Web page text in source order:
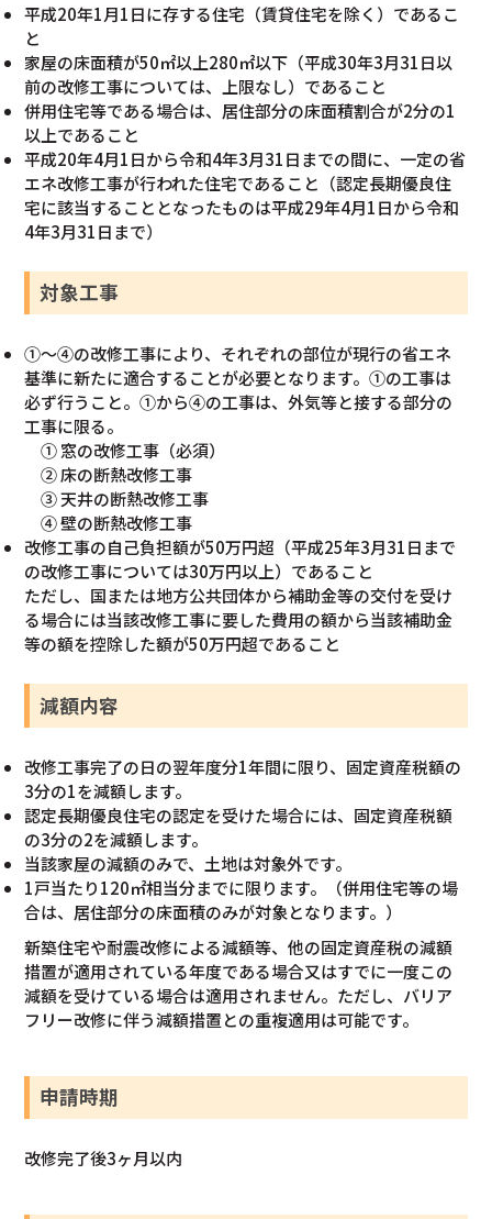
平成20年1月1日に存する住宅（賃貸住宅を除く）であるこ
と
家屋の床面積が50㎡以上280㎡以下（平成30年3月31日以
前の改修工事については、上限なし）であること
併用住宅等である場合は、居住部分の床面積割合が2分の1
以上であること
平成20年4月1日から令和4年3月31日までの間に、一定の省
エネ改修工事が行われた住宅であること（認定長期優良住
宅に該当することとなったものは平成29年4月1日から令和
4年3月31日まで）
対象工事
①～④の改修工事により、それぞれの部位が現行の省エネ
基準に新たに適合することが必要となります。①の工事は
必ず行うこと。①から④の工事は、外気等と接する部分の
工事に限る。
① 窓の改修工事（必須）
② 床の断熱改修工事
③ 天井の断熱改修工事
④ 壁の断熱改修工事
改修工事の自己負担額が50万円超（平成25年3月31日まで
の改修工事については30万円以上）であること
ただし、国または地方公共団体から補助金等の交付を受け
る場合には当該改修工事に要した費用の額から当該補助金
等の額を控除した額が50万円超であること
減額内容
改修工事完了の日の翌年度分1年間に限り、固定資産税額の
3分の1を減額します。
認定長期優良住宅の認定を受けた場合には、固定資産税額
の3分の2を減額します。
当該家屋の減額のみで、土地は対象外です。
1戸当たり120㎡相当分までに限ります。（併用住宅等の場
合は、居住部分の床面積のみが対象となります。）
新築住宅や耐震改修による減額等、他の固定資産税の減額
措置が適用されている年度である場合又はすでに一度この
減額を受けている場合は適用されません。ただし、バリア
フリー改修に伴う減額措置との重複適用は可能です。
申請時期
改修完了後3ヶ月以内